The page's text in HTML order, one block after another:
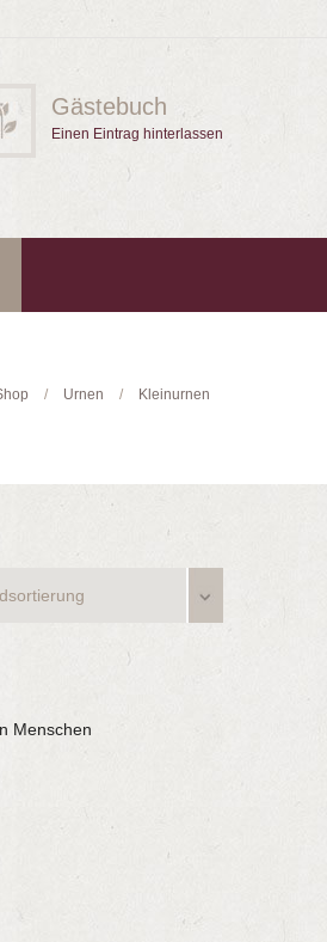
Gästebuch
Einen Eintrag hinterlassen
Urnen Kleinurnen
Menschen